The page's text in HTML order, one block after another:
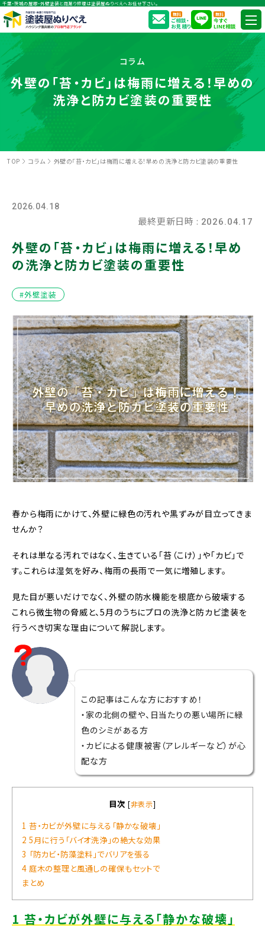
千葉・茨城の屋根・外壁塗装と雨漏り修理は塗装屋ぬりべえへお任せ下さい。
無料
ご相談・
お見積り
無料
今すぐ
LINE相談
コラム
外壁の「苔・カビ」は梅雨に増える！早めの
洗浄と防カビ塗装の重要性
TOP コラム 外壁の「苔・カビ」は梅雨に増える！早めの洗浄と防カビ塗装の重要性
2026.04.18
最終更新日時 : 2026.04.17
外壁の「苔・カビ」は梅雨に増える！早め
の洗浄と防カビ塗装の重要性
#外壁塗装
春から梅雨にかけて、外壁に緑色の汚れや黒ずみが目立ってきま
せんか？
それは単なる汚れではなく、生きている「苔（こけ）」や「カビ」で
す。これらは湿気を好み、梅雨の長雨で一気に増殖します。
見た目が悪いだけでなく、外壁の防水機能を根底から破壊する
これら微生物の脅威と、5月のうちにプロの洗浄と防カビ塗装を
行うべき切実な理由について解説します。
この記事はこんな方におすすめ！
・家の北側の壁や、日当たりの悪い場所に緑
色のシミがある方
・カビによる健康被害（アレルギーなど）が心
配な方
目次 [非表示]
1 苔・カビが外壁に与える「静かな破壊」
2 5月に行う「バイオ洗浄」の絶大な効果
3 「防カビ・防藻塗料」でバリアを張る
4 庭木の整理と風通しの確保もセットで
まとめ
1 苔・カビが外壁に与える「静かな破壊」